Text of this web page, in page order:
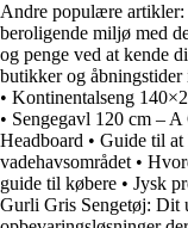
Andre populære artikler:
beroligende miljø med
og penge ved at kende
butikker og åbningstider
• Kontinentalseng
• Sengegavl 120 cm –
Headboard • Guide til at
vadehavsområdet•
guide til købere • Jysk
Gurli Gris Sengetøj: Dit